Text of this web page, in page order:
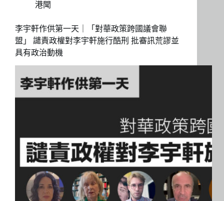
港聞
李宇軒作供第一天｜「對華政策跨國議會聯
盟」 譴責政權對李宇軒施行酷刑 批審訊荒謬並
具有政治動機